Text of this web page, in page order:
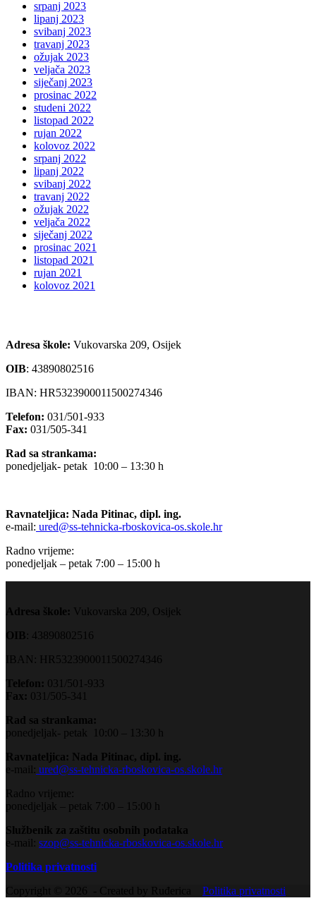
srpanj 2023
lipanj 2023
svibanj 2023
travanj 2023
ožujak 2023
veljača 2023
siječanj 2023
prosinac 2022
studeni 2022
listopad 2022
rujan 2022
kolovoz 2022
srpanj 2022
lipanj 2022
svibanj 2022
travanj 2022
ožujak 2022
veljača 2022
siječanj 2022
prosinac 2021
listopad 2021
rujan 2021
kolovoz 2021
Adresa škole: Vukovarska 209, Osijek
OIB: 43890802516
IBAN: HR5323900011500274346
Telefon: 031/501-933
Fax: 031/505-341
Rad sa strankama:
ponedjeljak- petak 10:00 – 13:30 h
Ravnateljica: Nada Pitinac, dipl. ing.
e-mail: ured@ss-tehnicka-rboskovica-os.skole.hr
Radno vrijeme:
ponedjeljak – petak 7:00 – 15:00 h
Adresa škole: Vukovarska 209, Osijek
OIB: 43890802516
IBAN: HR5323900011500274346
Telefon: 031/501-933
Fax: 031/505-341
Rad sa strankama:
ponedjeljak- petak 10:00 – 13:30 h
Ravnateljica: Nada Pitinac, dipl. ing.
e-mail: ured@ss-tehnicka-rboskovica-os.skole.hr
Radno vrijeme:
ponedjeljak – petak 7:00 – 15:00 h
Službenik za zaštitu osobnih podataka
e-mail: szop@ss-tehnicka-rboskovica-os.skole.hr
Politika privatnosti
Copyright © 2026 - Created by Ruđerica Politika privatnosti